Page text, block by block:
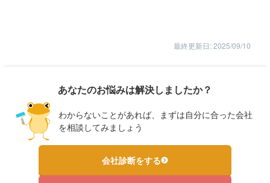
最終更新日: 2025/09/10
あなたのお悩みは解決しましたか？
わからないことがあれば、まずは自分に合った会社
を相談してみましょう
会社診断をする